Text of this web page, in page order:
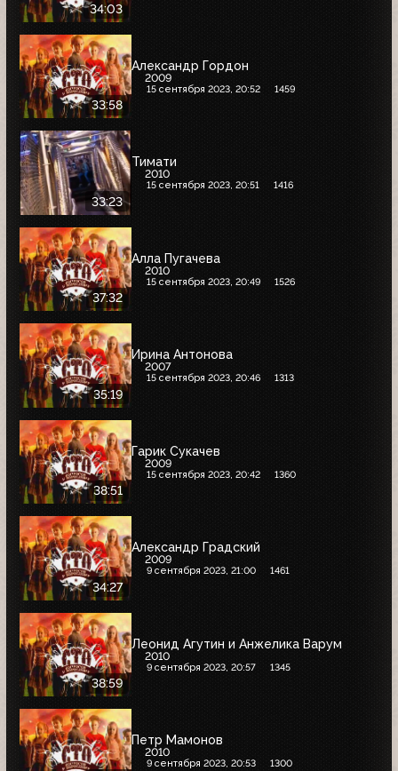
34:03
33:58
Александр Гордон
2009
15 сентября 2023, 20:52 1459
33:23
Тимати
2010
15 сентября 2023, 20:51 1416
37:32
Алла Пугачева
2010
15 сентября 2023, 20:49 1526
35:19
Ирина Антонова
2007
15 сентября 2023, 20:46 1313
38:51
Гарик Сукачев
2009
15 сентября 2023, 20:42 1360
34:27
Александр Градский
2009
9 сентября 2023, 21:00 1461
38:59
Леонид Агутин и Анжелика Варум
2010
9 сентября 2023, 20:57 1345
Петр Мамонов
2010
9 сентября 2023, 20:53 1300